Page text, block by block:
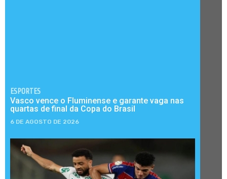
ESPORTES
Vasco vence o Fluminense e garante vaga nas
quartas de final da Copa do Brasil
6 DE AGOSTO DE 2026